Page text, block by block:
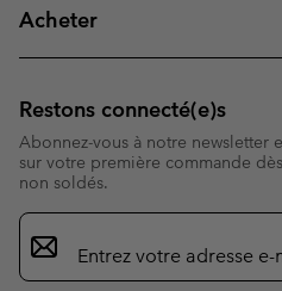
Acheter
Restons connecté(e)s
Abonnez-vous à notre newsletter
sur votre première commande
non soldés.
Inscription
par
e-